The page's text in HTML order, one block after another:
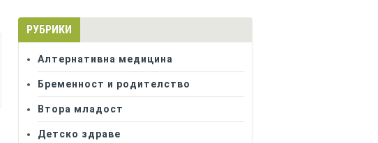
РУБРИКИ
Алтернативна медицина
Бременност и родителство
Втора младост
Детско здраве